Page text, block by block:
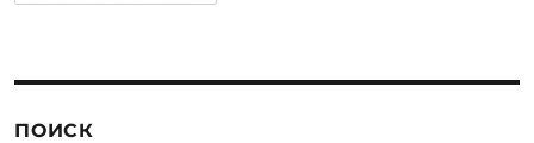
ПОИСК